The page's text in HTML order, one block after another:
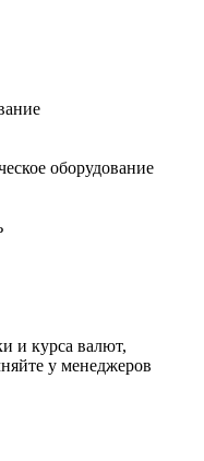
оборудование
и курса валют,
у менеджеров